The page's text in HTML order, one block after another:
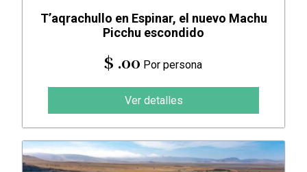
T’aqrachullo en Espinar, el nuevo Machu
Picchu escondido
$ .00 Por persona
Ver detalles